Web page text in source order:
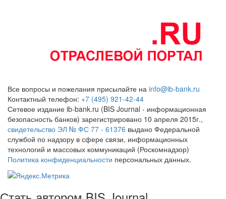
Все вопросы и пожелания присылайте на info@ib-bank.ru
Контактный телефон: +7 (495) 921-42-44
Сетевое издание ib-bank.ru (BIS Journal - информационная
безопасность банков) зарегистрировано 10 апреля 2015г.,
свидетельство ЭЛ № ФС 77 - 61376 выдано Федеральной
службой по надзору в сфере связи, информационных
технологий и массовых коммуникаций (Роскомнадзор)
Политика конфиденциальности персональных данных.